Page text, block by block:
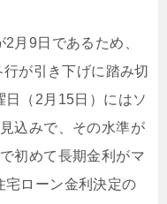
月9日であるため、
が引き下げに踏み切
日（2月15日）にはソ
込みで、その水準が
初めて長期金利がマ
宅ローン金利決定の